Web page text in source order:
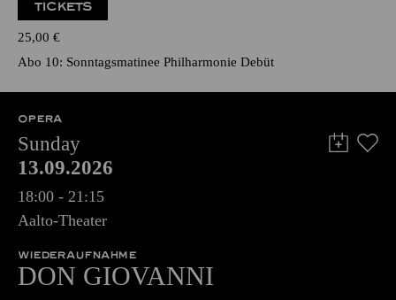
TICKETS
25,00 €
Abo 10: Sonntagsmatinee Philharmonie Debüt
OPERA
Sunday
13.09.2026
18:00 - 21:15
Aalto-Theater
WIEDERAUFNAHME
DON GIOVANNI